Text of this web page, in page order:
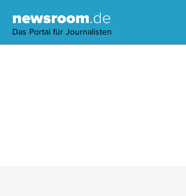
newsroom.de
Das Portal für Journalisten